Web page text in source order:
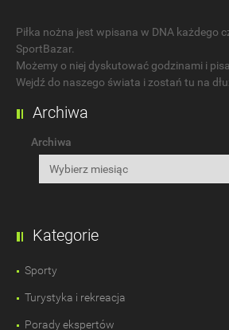
Piłka nożna jest wpisana w DNA każdego
SportBazar.
Możemy o niej dyskutować godzinami i
Wejdź do naszego świata i zostań tu na
Archiwa
Archiwa
Kategorie
Sporty
Turystyka i rekreacja
Porady ekspertów